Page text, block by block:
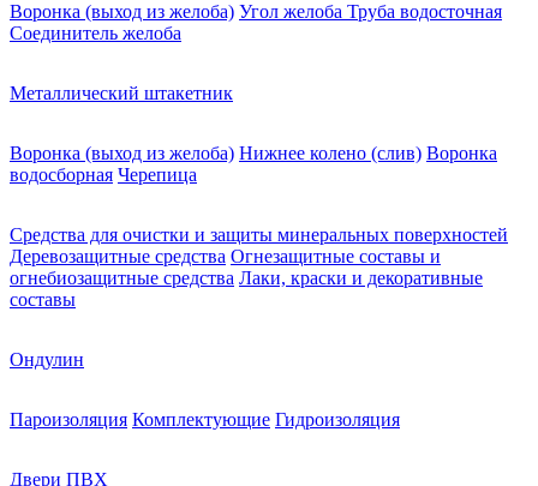
Воронка (выход из желоба) Угол желоба Труба водосточная
Соединитель желоба
Металлический штакетник
Воронка (выход из желоба) Нижнее колено (слив) Воронка
водосборная Черепица
Средства для очистки и защиты минеральных поверхностей
Деревозащитные средства Огнезащитные составы и
огнебиозащитные средства Лаки, краски и декоративные
составы
Ондулин
Пароизоляция Комплектующие Гидроизоляция
Двери ПВХ